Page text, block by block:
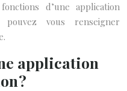
d’une application
vous renseigner
application
?